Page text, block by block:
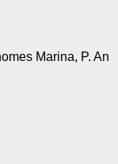
Marina, P. An